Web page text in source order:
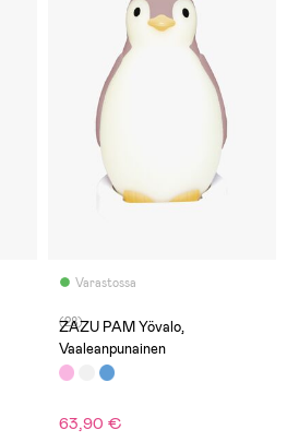
Varastossa
(28)
ZAZU PAM Yövalo,
Vaaleanpunainen
63,90 €